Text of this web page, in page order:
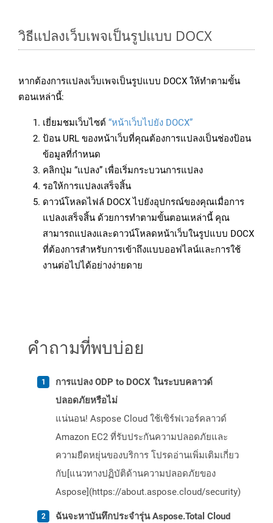
วิธีแปลงเว็บเพจเป็นรูปแบบ DOCX
หากต้องการแปลงเว็บเพจเป็นรูปแบบ DOCX ให้ทำตามขั้น
ตอนเหล่านี้:
เยี่ยมชมเว็บไซต์ “หน้าเว็บไปยัง DOCX”
ป้อน URL ของหน้าเว็บที่คุณต้องการแปลงเป็นช่องป้อน
ข้อมูลที่กำหนด
คลิกปุ่ม “แปลง” เพื่อเริ่มกระบวนการแปลง
รอให้การแปลงเสร็จสิ้น
ดาวน์โหลดไฟล์ DOCX ไปยังอุปกรณ์ของคุณเมื่อการ
แปลงเสร็จสิ้น ด้วยการทำตามขั้นตอนเหล่านี้ คุณ
สามารถแปลงและดาวน์โหลดหน้าเว็บในรูปแบบ DOCX
ที่ต้องการสำหรับการเข้าถึงแบบออฟไลน์และการใช้
งานต่อไปได้อย่างง่ายดาย
คำถามที่พบบ่อย
การแปลง ODP to DOCX ในระบบคลาวด์
ปลอดภัยหรือไม่
แน่นอน! Aspose Cloud ใช้เซิร์ฟเวอร์คลาวด์
Amazon EC2 ที่รับประกันความปลอดภัยและ
ความยืดหยุ่นของบริการ โปรดอ่านเพิ่มเติมเกี่ยว
กับ[แนวทางปฏิบัติด้านความปลอดภัยของ
Aspose](https://about.aspose.cloud/security)
ฉันจะหาบันทึกประจำรุ่น Aspose.Total Cloud